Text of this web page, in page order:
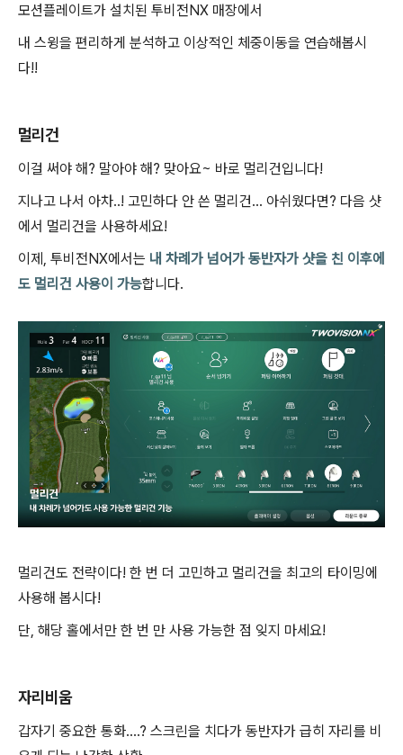
모션플레이트가 설치된 투비전NX 매장에서
내 스윙을 편리하게 분석하고 이상적인 체중이동을 연습해봅시
다!!
멀리건
이걸 써야 해? 말아야 해? 맞아요~ 바로 멀리건입니다!
지나고 나서 아차..! 고민하다 안 쓴 멀리건… 아쉬웠다면? 다음 샷
에서 멀리건을 사용하세요!
이제 , 투비전NX에서는 내 차례가 넘어가 동반자가 샷을 친 이후에
도 멀리건 사용이 가능합니다.
멀리건도 전략이다! 한 번 더 고민하고 멀리건을 최고의 타이밍에
사용해 봅시다!
단, 해당 홀에서만 한 번 만 사용 가능한 점 잊지 마세요!
자리비움
갑자기 중요한 통화….? 스크린을 치다가 동반자가 급히 자리를 비